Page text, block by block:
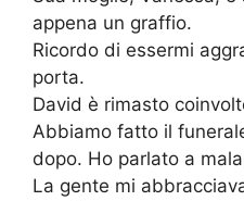
appena un graffio.
Ricordo di essermi
porta.
David è rimasto
Abbiamo fatto il
dopo. Ho parlato a
La gente mi